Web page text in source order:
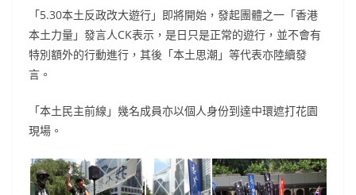
「5.30本土反政改大遊行」即將開始，發起團體之一「香港
本土力量」發言人CK表示，是日只是正常的遊行，並不會有
特別額外的行動進行，其後「本土思潮」等代表亦陸續發
言。
「本土民主前線」幾名成員亦以個人身份到達中環遮打花園
現場。